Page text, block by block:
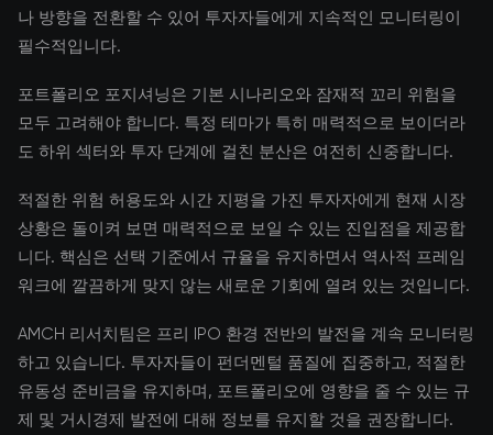
나 방향을 전환할 수 있어 투자자들에게 지속적인 모니터링이
필수적입니다.
포트폴리오 포지셔닝은 기본 시나리오와 잠재적 꼬리 위험을
모두 고려해야 합니다. 특정 테마가 특히 매력적으로 보이더라
도 하위 섹터와 투자 단계에 걸친 분산은 여전히 신중합니다.
적절한 위험 허용도와 시간 지평을 가진 투자자에게 현재 시장
상황은 돌이켜 보면 매력적으로 보일 수 있는 진입점을 제공합
니다. 핵심은 선택 기준에서 규율을 유지하면서 역사적 프레임
워크에 깔끔하게 맞지 않는 새로운 기회에 열려 있는 것입니다.
AMCH 리서치팀은 프리 IPO 환경 전반의 발전을 계속 모니터링
하고 있습니다. 투자자들이 펀더멘털 품질에 집중하고, 적절한
유동성 준비금을 유지하며, 포트폴리오에 영향을 줄 수 있는 규
제 및 거시경제 발전에 대해 정보를 유지할 것을 권장합니다.